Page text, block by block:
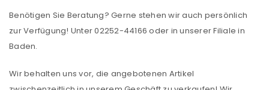
Benötigen Sie Beratung? Gerne stehen wir auch persönlich
zur Verfügung! Unter 02252-44166 oder in unserer Filiale in
Baden.
Wir behalten uns vor, die angebotenen Artikel